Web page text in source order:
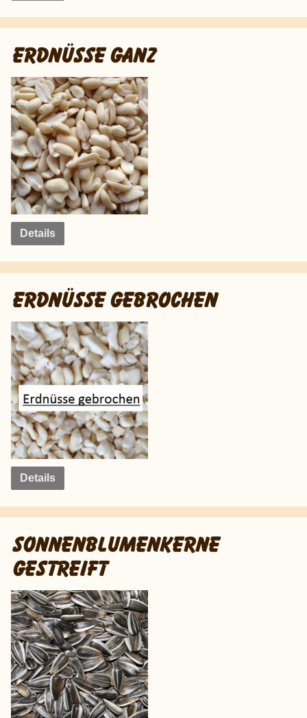
ERDNÜSSE GANZ
Details
ERDNÜSSE GEBROCHEN
Details
SONNENBLUMENKERNE
GESTREIFT